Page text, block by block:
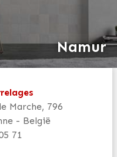
Namur
Marche, 796
- België
71